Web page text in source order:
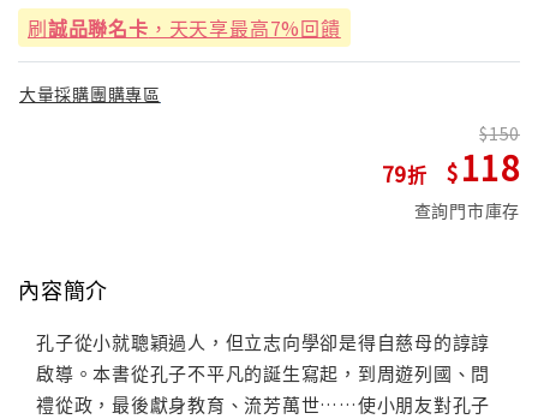
刷誠品聯名卡 ，天天享最高7%回饋
大量採購團購專區
79
150
118
查詢門市庫存
內容簡介
孔子從小就聰穎過人，但立志向學卻是得自慈母的諄諄
啟導。本書從孔子不平凡的誕生寫起，到周遊列國、問
禮從政，最後獻身教育、流芳萬世……使小朋友對孔子